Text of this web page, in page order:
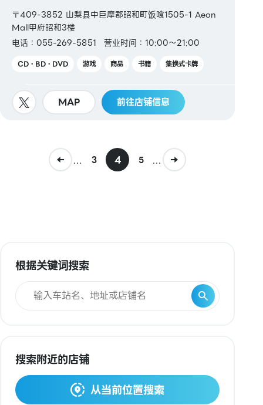
〒409-3852 山梨县中巨摩郡昭和町饭喰1505-1 Aeon
Mall甲府昭和3楼
电话：055-269-5851
营业时间：10:00～21:00
CD・BD・DVD 游戏 商品 书籍 集换式卡牌
MAP 前往店铺信息
... 3 4 5 ...
根据关键词搜索
搜索附近的店铺
从当前位置搜索